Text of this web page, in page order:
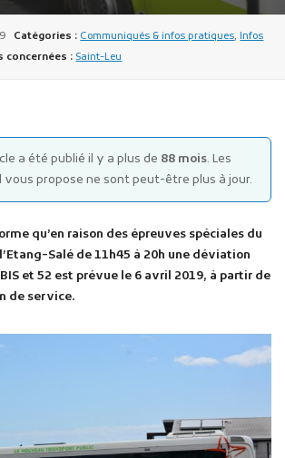
des actes
publics
financés par l'Europe
d'accès
Catégories : Communiqués & infos pratiques,Infos
concernées : Saint-Leu
a été publié il y a plus de 88 mois. Les
propose ne sont peut-être plus à jour.
qu’en raison des épreuves spéciales du
Salé de 11h45 à 20h une déviation
et 52 est prévue le 6 avril 2019, à partir de
de service.